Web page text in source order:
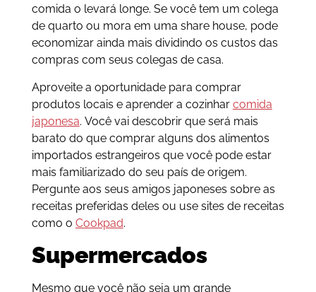
comida o levará longe. Se você tem um colega
de quarto ou mora em uma share house, pode
economizar ainda mais dividindo os custos das
compras com seus colegas de casa.
Aproveite a oportunidade para comprar
produtos locais e aprender a cozinhar comida
japonesa. Você vai descobrir que será mais
barato do que comprar alguns dos alimentos
importados estrangeiros que você pode estar
mais familiarizado do seu país de origem.
Pergunte aos seus amigos japoneses sobre as
receitas preferidas deles ou use sites de receitas
como o Cookpad.
Supermercados
Mesmo que você não seja um grande